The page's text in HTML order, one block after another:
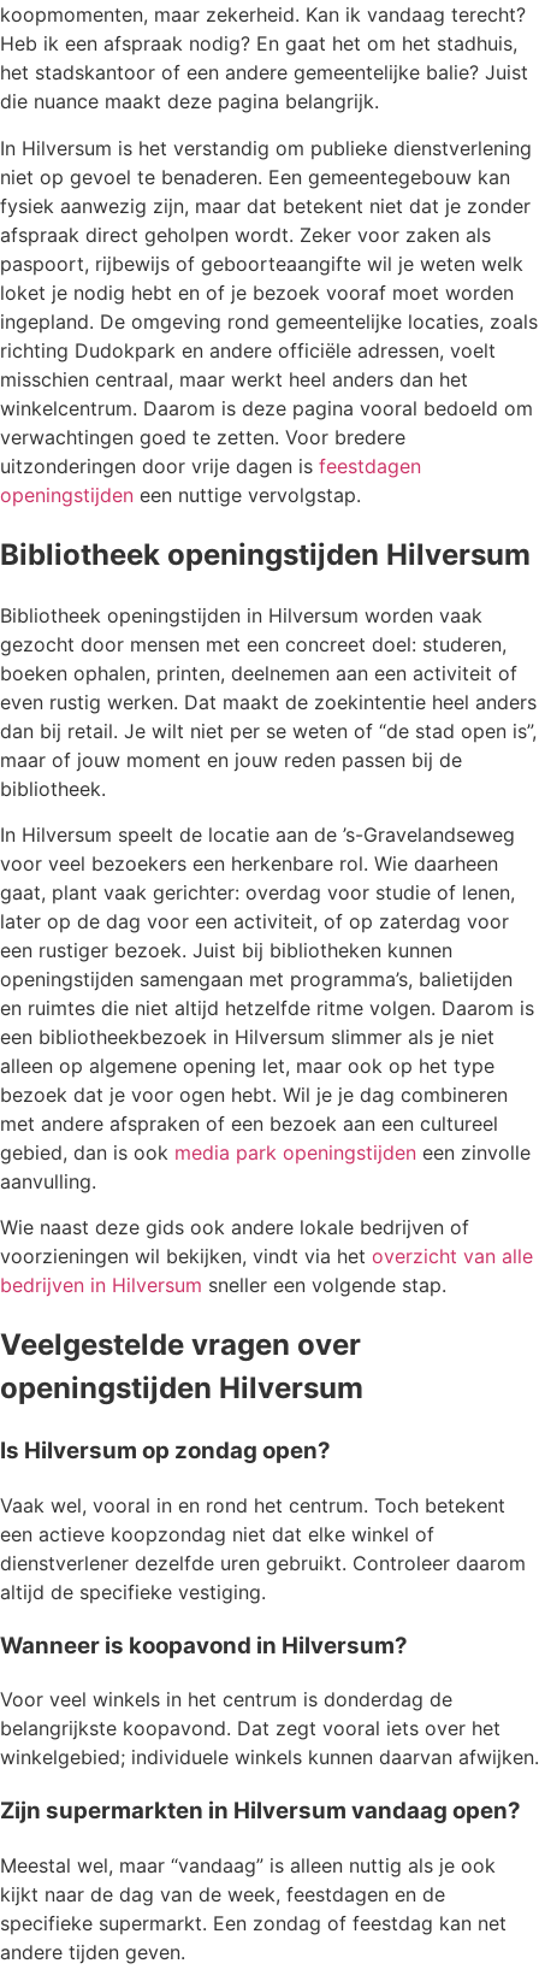
koopmomenten, maar zekerheid. Kan ik vandaag terecht?
Heb ik een afspraak nodig? En gaat het om het stadhuis,
het stadskantoor of een andere gemeentelijke balie? Juist
die nuance maakt deze pagina belangrijk.
In Hilversum is het verstandig om publieke dienstverlening
niet op gevoel te benaderen. Een gemeentegebouw kan
fysiek aanwezig zijn, maar dat betekent niet dat je zonder
afspraak direct geholpen wordt. Zeker voor zaken als
paspoort, rijbewijs of geboorteaangifte wil je weten welk
loket je nodig hebt en of je bezoek vooraf moet worden
ingepland. De omgeving rond gemeentelijke locaties, zoals
richting Dudokpark en andere officiële adressen, voelt
misschien centraal, maar werkt heel anders dan het
winkelcentrum. Daarom is deze pagina vooral bedoeld om
verwachtingen goed te zetten. Voor bredere
uitzonderingen door vrije dagen is feestdagen
openingstijden een nuttige vervolgstap.
Bibliotheek openingstijden Hilversum
Bibliotheek openingstijden in Hilversum worden vaak
gezocht door mensen met een concreet doel: studeren,
boeken ophalen, printen, deelnemen aan een activiteit of
even rustig werken. Dat maakt de zoekintentie heel anders
dan bij retail. Je wilt niet per se weten of “de stad open is”,
maar of jouw moment en jouw reden passen bij de
bibliotheek.
In Hilversum speelt de locatie aan de ’s-Gravelandseweg
voor veel bezoekers een herkenbare rol. Wie daarheen
gaat, plant vaak gerichter: overdag voor studie of lenen,
later op de dag voor een activiteit, of op zaterdag voor
een rustiger bezoek. Juist bij bibliotheken kunnen
openingstijden samengaan met programma’s, balietijden
en ruimtes die niet altijd hetzelfde ritme volgen. Daarom is
een bibliotheekbezoek in Hilversum slimmer als je niet
alleen op algemene opening let, maar ook op het type
bezoek dat je voor ogen hebt. Wil je je dag combineren
met andere afspraken of een bezoek aan een cultureel
gebied, dan is ook media park openingstijden een zinvolle
aanvulling.
Wie naast deze gids ook andere lokale bedrijven of
voorzieningen wil bekijken, vindt via het overzicht van alle
bedrijven in Hilversum sneller een volgende stap.
Veelgestelde vragen over
openingstijden Hilversum
Is Hilversum op zondag open?
Vaak wel, vooral in en rond het centrum. Toch betekent
een actieve koopzondag niet dat elke winkel of
dienstverlener dezelfde uren gebruikt. Controleer daarom
altijd de specifieke vestiging.
Wanneer is koopavond in Hilversum?
Voor veel winkels in het centrum is donderdag de
belangrijkste koopavond. Dat zegt vooral iets over het
winkelgebied; individuele winkels kunnen daarvan afwijken.
Zijn supermarkten in Hilversum vandaag open?
Meestal wel, maar “vandaag” is alleen nuttig als je ook
kijkt naar de dag van de week, feestdagen en de
specifieke supermarkt. Een zondag of feestdag kan net
andere tijden geven.